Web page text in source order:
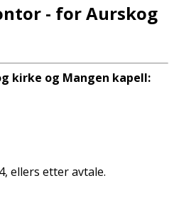
- for Aurskog
kirke og Mangen kapell:
ellers etter avtale.